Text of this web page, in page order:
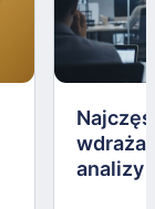
analizy